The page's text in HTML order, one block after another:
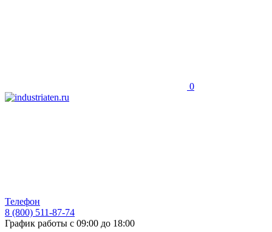
0
Телефон
8 (800) 511-87-74
График работы с 09:00 до 18:00